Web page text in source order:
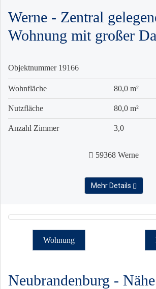
Werne - Zentral
Wohnung mit großer
Objektnummer 19166
Wohnfläche 80,0 m²
Nutzfläche 80,0 m²
Anzahl Zimmer 3,0
59368 Werne
Mehr Details
Wohnung
Neubrandenburg - Nähe